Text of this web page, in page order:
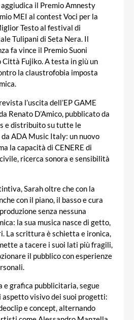
aggiudica il Premio Amnesty
MEI al contest Voci per la
Testo al festival di
Tulipani di Seta Nera. Il
fa vince il Premio Suoni
Città Fujiko. A testa in giù un
la claustrofobia imposta
l’uscita dell’EP GAME
Renato D’Amico, pubblicato da
e distribuito su tutte le
ADA Music Italy: un nuovo
la capacità di CENERE di
ricerca sonora e sensibilità
Sarah oltre che con la
con il piano, il basso e cura
senza nessuna
la sua musica nasce di getto,
La scrittura è schietta e ironica,
a tacere i suoi lati più fragili,
il pubblico con esperienze
e grafica pubblicitaria, segue
aspetto visivo dei suoi progetti:
e concept, alternando